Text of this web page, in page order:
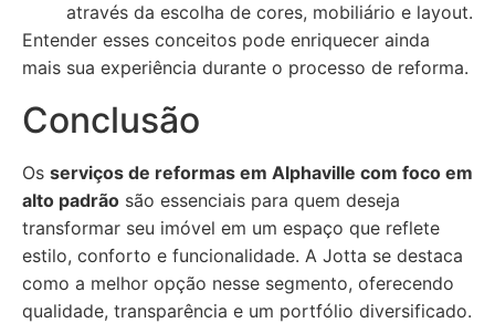
através da escolha de cores, mobiliário e layout.
Entender esses conceitos pode enriquecer ainda
mais sua experiência durante o processo de reforma.
Conclusão
Os serviços de reformas em Alphaville com foco em
alto padrão são essenciais para quem deseja
transformar seu imóvel em um espaço que reflete
estilo, conforto e funcionalidade. A Jotta se destaca
como a melhor opção nesse segmento, oferecendo
qualidade, transparência e um portfólio diversificado.